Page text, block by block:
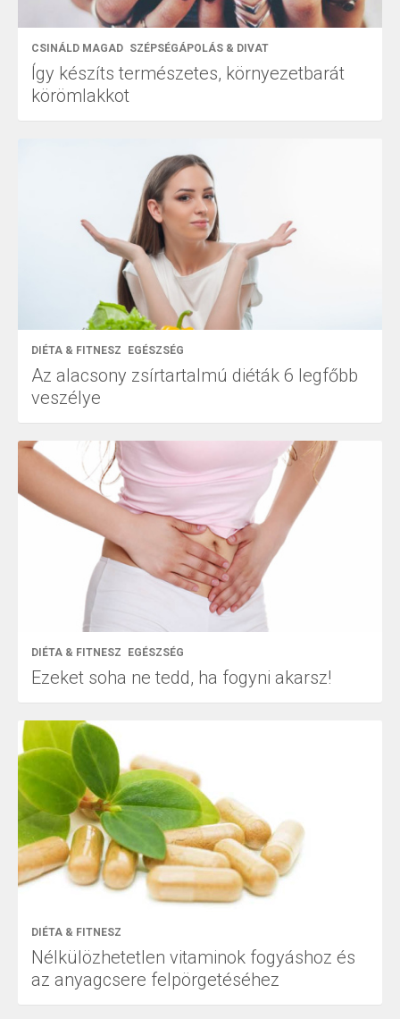
CSINÁLD MAGAD SZÉPSÉGÁPOLÁS & DIVAT
Így készíts természetes, környezetbarát
körömlakkot
DIÉTA & FITNESZ EGÉSZSÉG
Az alacsony zsírtartalmú diéták 6 legfőbb
veszélye
DIÉTA & FITNESZ EGÉSZSÉG
Ezeket soha ne tedd, ha fogyni akarsz!
DIÉTA & FITNESZ
Nélkülözhetetlen vitaminok fogyáshoz és
az anyagcsere felpörgetéséhez